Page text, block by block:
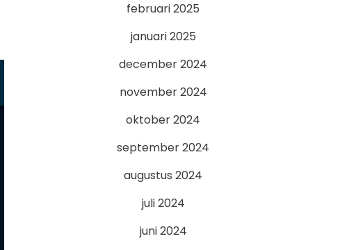
februari 2025
januari 2025
december 2024
november 2024
oktober 2024
september 2024
augustus 2024
juli 2024
juni 2024